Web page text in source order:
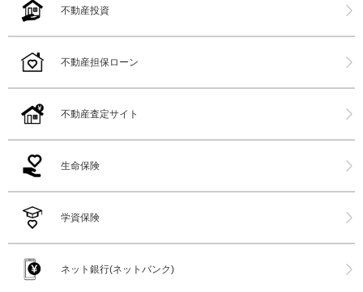
不動産投資
不動産担保ローン
不動産査定サイト
生命保険
学資保険
ネット銀行(ネットバンク)